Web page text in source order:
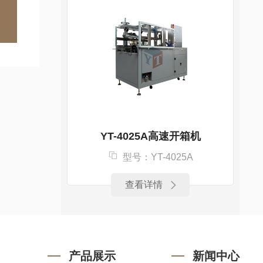
YT-4025A高速开箱机
型号：YT-4025A
查看详情
产品展示 新闻中心